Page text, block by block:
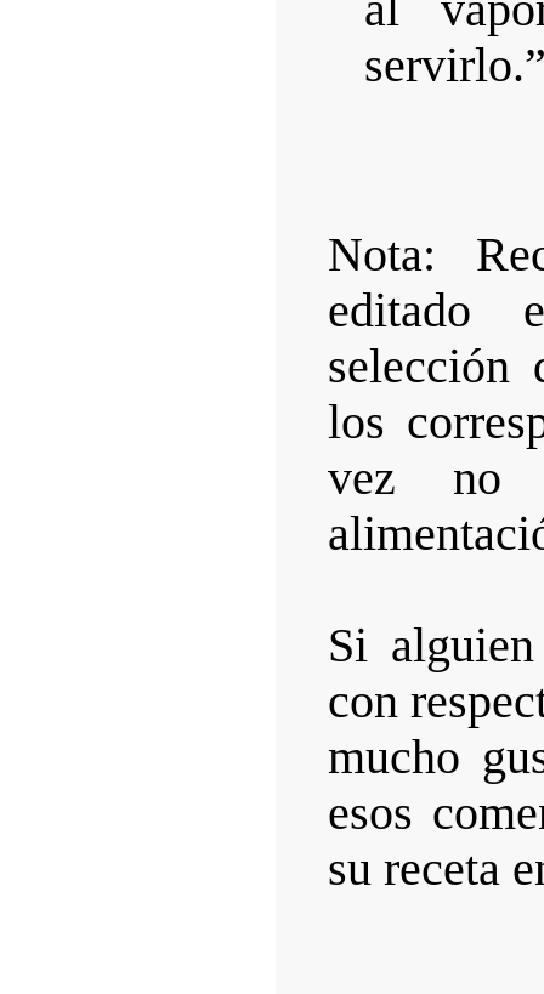
Nota:
editado
selección
los
vez no
Si
con
mucho
esos
su receta